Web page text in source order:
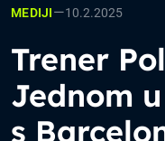
MEDIJI—10.2.2025
Trener
Jednom
s